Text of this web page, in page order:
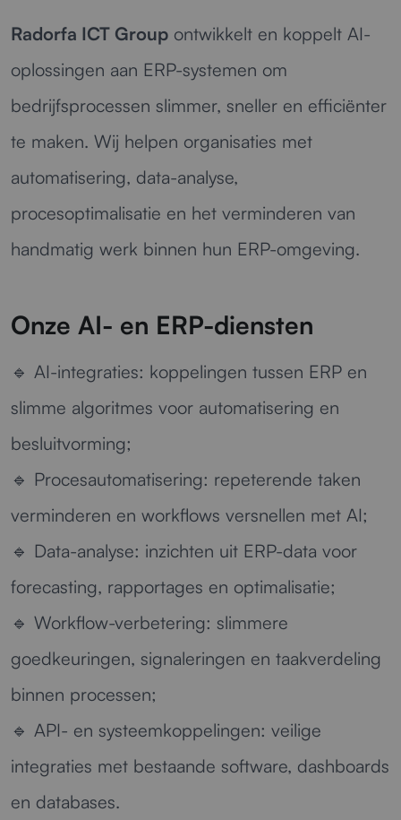
Radorfa ICT Group ontwikkelt en koppelt AI-
oplossingen aan ERP-systemen om
bedrijfsprocessen slimmer, sneller en efficiënter
te maken. Wij helpen organisaties met
automatisering, data-analyse,
procesoptimalisatie en het verminderen van
handmatig werk binnen hun ERP-omgeving.
Onze AI- en ERP-diensten
🔹 AI-integraties: koppelingen tussen ERP en
slimme algoritmes voor automatisering en
besluitvorming;
🔹 Procesautomatisering: repeterende taken
verminderen en workflows versnellen met AI;
🔹 Data-analyse: inzichten uit ERP-data voor
forecasting, rapportages en optimalisatie;
🔹 Workflow-verbetering: slimmere
goedkeuringen, signaleringen en taakverdeling
binnen processen;
🔹 API- en systeemkoppelingen: veilige
integraties met bestaande software, dashboards
en databases.